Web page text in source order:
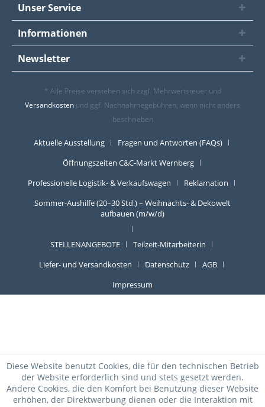
Unser Service
Informationen
Newsletter
* Alle Preise verstehen sich zzgl. Mehrwertsteuer und
Versandkosten und ggf. Nachnahmegebühren, wenn nicht anders
beschrieben
Aktuelle Ausstellung
Fragen und Antworten (FAQs)
Öffnungszeiten C&C-Markt Wernberg
Professionelle Logistik- & Verkaufswagen
Reklamation
Sommer-Aushilfe (20–30 Std.) – Weihnachts- & Dekowelt
aufbauen (m/w/d)
STELLENANGEBOTE
Teilzeit-Mitarbeiterin
Liefer- und Versandkosten
Datenschutz
AGB
Impressum
Diese Website benutzt Cookies, die für den technischen Betrieb
der Website erforderlich sind und stets gesetzt werden.
Andere Cookies, die den Komfort bei Benutzung dieser Website
erhöhen, der Direktwerbung dienen oder die Interaktion mit